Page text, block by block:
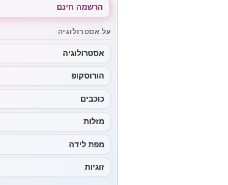
הרשמה חינם
על אסטרולוגיה
אסטרולוגיה
הורוסקופ
כוכבים
מזלות
מפת לידה
זוגיות